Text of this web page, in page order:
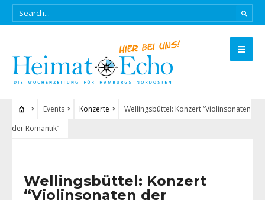
Events Konzerte
Wellingsbüttel: Konzert “Violinsonaten
der Romantik”
Wellingsbüttel: Konzert
“Violinsonaten der